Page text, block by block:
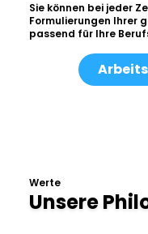
Sie können bei jeder
Formulierungen Ihrer
passend für Ihre
Werte
Unsere